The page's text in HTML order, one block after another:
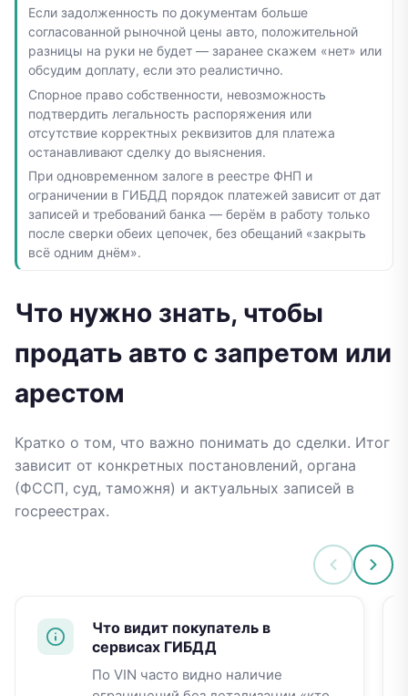
Если задолженность по документам больше
согласованной рыночной цены авто, положительной
разницы на руки не будет — заранее скажем «нет» или
обсудим доплату, если это реалистично.
Спорное право собственности, невозможность
подтвердить легальность распоряжения или
отсутствие корректных реквизитов для платежа
останавливают сделку до выяснения.
При одновременном залоге в реестре ФНП и
ограничении в ГИБДД порядок платежей зависит от дат
записей и требований банка — берём в работу только
после сверки обеих цепочек, без обещаний «закрыть
всё одним днём».
Что нужно знать, чтобы
продать авто с запретом или
арестом
Кратко о том, что важно понимать до сделки. Итог
зависит от конкретных постановлений, органа
(ФССП, суд, таможня) и актуальных записей в
госреестрах.
Что видит покупатель в
сервисах ГИБДД
По VIN часто видно наличие